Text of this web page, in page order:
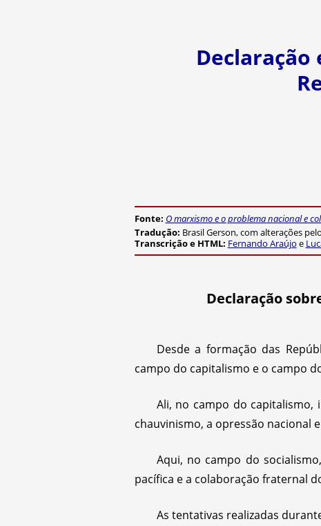
Declaração
Fonte: O marxismo e o problema nacional e
Tradução: Brasil Gerson, com alterações
Transcrição e HTML: Fernando Araújo e
Declaração
Desde a formação das
campo do capitalismo e o campo
Ali, no campo do capitalismo,
chauvinismo, a opressão nacional
Aqui, no campo do
pacífica e a colaboração fraternal
As tentativas realizadas